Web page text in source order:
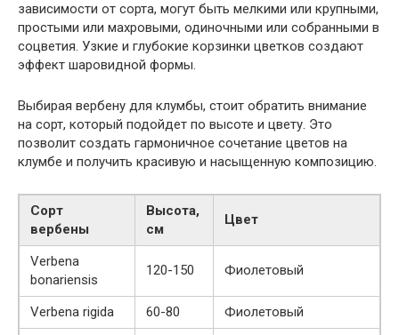
зависимости от сорта, могут быть мелкими или крупными,
простыми или махровыми, одиночными или собранными в
соцветия. Узкие и глубокие корзинки цветков создают
эффект шаровидной формы.
Выбирая вербену для клумбы, стоит обратить внимание
на сорт, который подойдет по высоте и цвету. Это
позволит создать гармоничное сочетание цветов на
клумбе и получить красивую и насыщенную композицию.
Сорт
вербены
Высота,
см
Цвет
Verbenа
bonariensis
120-150 Фиолетовый
Verbenа rigida 60-80
Фиолетовый